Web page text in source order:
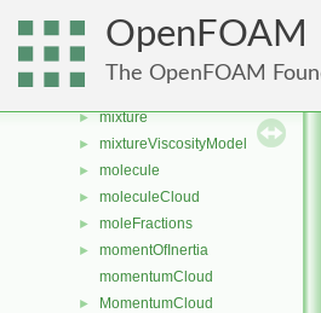
OpenFOAM
The OpenFOAM
► mixedFvPatchField
►
►
► mixture
► mixtureViscosityModel
► molecule
► moleculeCloud
► moleFractions
►
momentOfInertia
momentumCloud
► MomentumCloud